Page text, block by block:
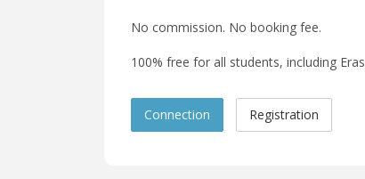
No commission. No booking fee.
100% free for all students, including
Connection Registration